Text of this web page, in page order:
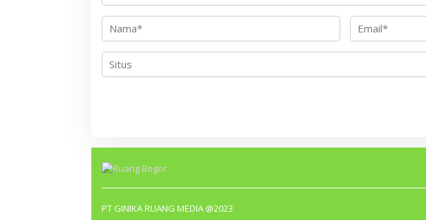
PT GINIKA RUANG MEDIA @2023